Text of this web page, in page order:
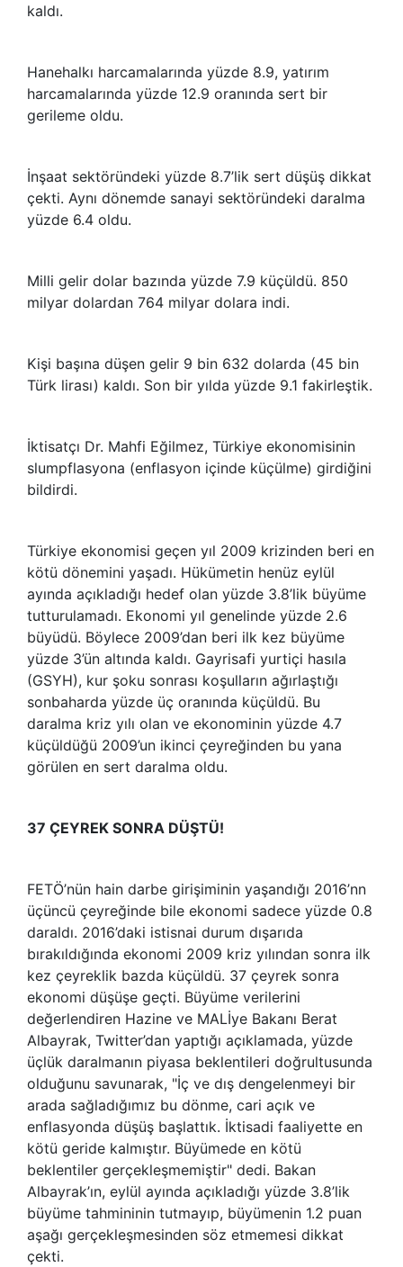
kaldı.
Hanehalkı harcamalarında yüzde 8.9, yatırım
harcamalarında yüzde 12.9 oranında sert bir
gerileme oldu.
İnşaat sektöründeki yüzde 8.7’lik sert düşüş dikkat
çekti. Aynı dönemde sanayi sektöründeki daralma
yüzde 6.4 oldu.
Milli gelir dolar bazında yüzde 7.9 küçüldü. 850
milyar dolardan 764 milyar dolara indi.
Kişi başına düşen gelir 9 bin 632 dolarda (45 bin
Türk lirası) kaldı. Son bir yılda yüzde 9.1 fakirleştik.
İktisatçı Dr. Mahfi Eğilmez, Türkiye ekonomisinin
slumpflasyona (enflasyon içinde küçülme) girdiğini
bildirdi.
Türkiye ekonomisi geçen yıl 2009 krizinden beri en
kötü dönemini yaşadı. Hükümetin henüz eylül
ayında açıkladığı hedef olan yüzde 3.8’lik büyüme
tutturulamadı. Ekonomi yıl genelinde yüzde 2.6
büyüdü. Böylece 2009’dan beri ilk kez büyüme
yüzde 3’ün altında kaldı. Gayrisafi yurtiçi hasıla
(GSYH), kur şoku sonrası koşulların ağırlaştığı
sonbaharda yüzde üç oranında küçüldü. Bu
daralma kriz yılı olan ve ekonominin yüzde 4.7
küçüldüğü 2009’un ikinci çeyreğinden bu yana
görülen en sert daralma oldu.
37 ÇEYREK SONRA DÜŞTÜ!
FETÖ’nün hain darbe girişiminin yaşandığı 2016’nn
üçüncü çeyreğinde bile ekonomi sadece yüzde 0.8
daraldı. 2016’daki istisnai durum dışarıda
bırakıldığında ekonomi 2009 kriz yılından sonra ilk
kez çeyreklik bazda küçüldü. 37 çeyrek sonra
ekonomi düşüşe geçti. Büyüme verilerini
değerlendiren Hazine ve MALİye Bakanı Berat
Albayrak, Twitter’dan yaptığı açıklamada, yüzde
üçlük daralmanın piyasa beklentileri doğrultusunda
olduğunu savunarak, "İç ve dış dengelenmeyi bir
arada sağladığımız bu dönme, cari açık ve
enflasyonda düşüş başlattık. İktisadi faaliyette en
kötü geride kalmıştır. Büyümede en kötü
beklentiler gerçekleşmemiştir" dedi. Bakan
Albayrak’ın, eylül ayında açıkladığı yüzde 3.8’lik
büyüme tahmininin tutmayıp, büyümenin 1.2 puan
aşağı gerçekleşmesinden söz etmemesi dikkat
çekti.